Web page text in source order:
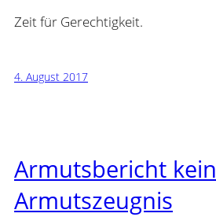
Zeit für Gerechtigkeit.
4. August 2017
Armutsbericht kein
Armutszeugnis